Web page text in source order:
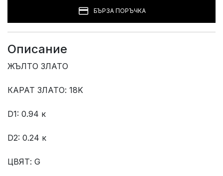
БЪРЗА ПОРЪЧКА
Описание
ЖЪЛТО ЗЛАТО
КАРАТ ЗЛАТО: 18K
D1: 0.94 к
D2: 0.24 к
ЦВЯТ: G